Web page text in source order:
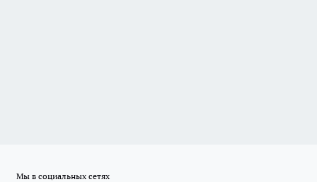
Мы в социальных сетях